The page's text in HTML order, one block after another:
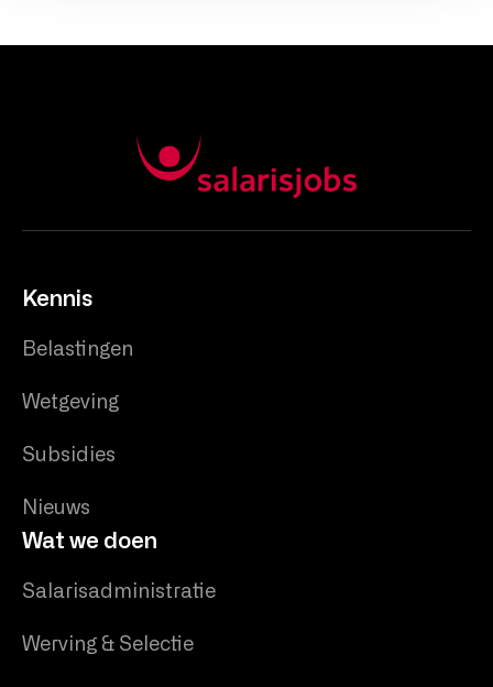
Kennis
Belastingen
Wetgeving
Subsidies
Nieuws
Wat we doen
Salarisadministratie
Werving & Selectie